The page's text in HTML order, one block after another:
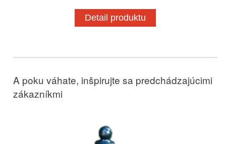
Detail produktu
A poku váhate, inšpirujte sa predchádzajúcimi
zákazníkmi